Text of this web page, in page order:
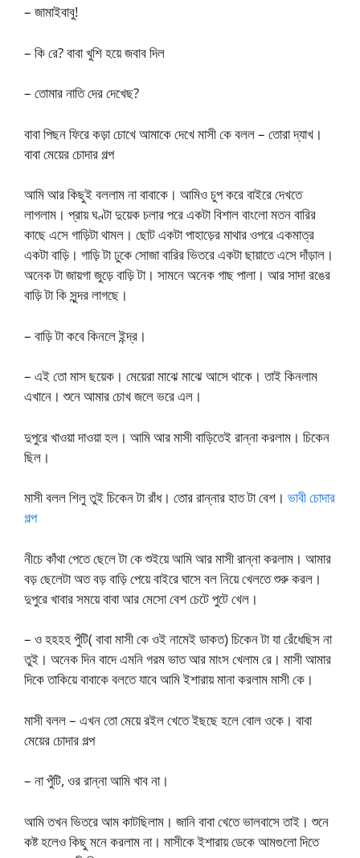
– জামাইবাবু!
– কি রে? বাবা খুশি হয়ে জবাব দিল
– তোমার নাতি দের দেখেছ?
বাবা পিছন ফিরে কড়া চোখে আমাকে দেখে মাসী কে বলল – তোরা দ্যাখ।
বাবা মেয়ের চোদার গল্প
আমি আর কিছুই বললাম না বাবাকে। আমিও চুপ করে বাইরে দেখতে
লাগলাম। প্রায় ঘণ্টা দুয়েক চলার পরে একটা বিশাল বাংলো মতন বারির
কাছে এসে গাড়িটা থামল। ছোট একটা পাহাড়ের মাথার ওপরে একমাত্র
একটা বাড়ি। গাড়ি টা ঢুকে সোজা বারির ভিতরে একটা ছায়াতে এসে দাঁড়াল।
অনেক টা জায়গা জুড়ে বাড়ি টা। সামনে অনেক গাছ পালা। আর সাদা রঙের
বাড়ি টা কি সুন্দর লাগছে।
– বাড়ি টা কবে কিনলে ইন্দ্র।
– এই তো মাস ছয়েক। মেয়েরা মাঝে মাঝে আসে থাকে। তাই কিনলাম
এখানে। শুনে আমার চোখ জলে ভরে এল।
দুপুরে খাওয়া দাওয়া হল। আমি আর মাসী বাড়িতেই রান্না করলাম। চিকেন
ছিল।
মাসী বলল শিলু তুই চিকেন টা রাঁধ। তোর রান্নার হাত টা বেশ। ভাবী চোদার
গল্প
নীচে কাঁথা পেতে ছেলে টা কে শুইয়ে আমি আর মাসী রান্না করলাম। আমার
বড় ছেলেটা অত বড় বাড়ি পেয়ে বাইরে ঘাসে বল নিয়ে খেলতে শুরু করল।
দুপুরে খাবার সময়ে বাবা আর মেসো বেশ চেটে পুটে খেল।
– ও হহহহ পুঁটি( বাবা মাসী কে ওই নামেই ডাকত) চিকেন টা যা রেঁধেছিস না
তুই। অনেক দিন বাদে এমনি গরম ভাত আর মাংস খেলাম রে। মাসী আমার
দিকে তাকিয়ে বাবাকে বলতে যাবে আমি ইশারায় মানা করলাম মাসী কে।
মাসী বলল – এখন তো মেয়ে রইল খেতে ইছছে হলে বোল ওকে। বাবা
মেয়ের চোদার গল্প
– না পুঁটি, ওর রান্না আমি খাব না।
আমি তখন ভিতরে আম কাটছিলাম। জানি বাবা খেতে ভালবাসে তাই। শুনে
কষ্ট হলেও কিছু মনে করলাম না। মাসীকে ইশারায় ডেকে আমগুলো দিতে